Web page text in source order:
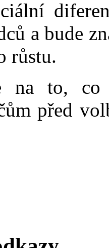
a bude
růstu.
na to, co
před